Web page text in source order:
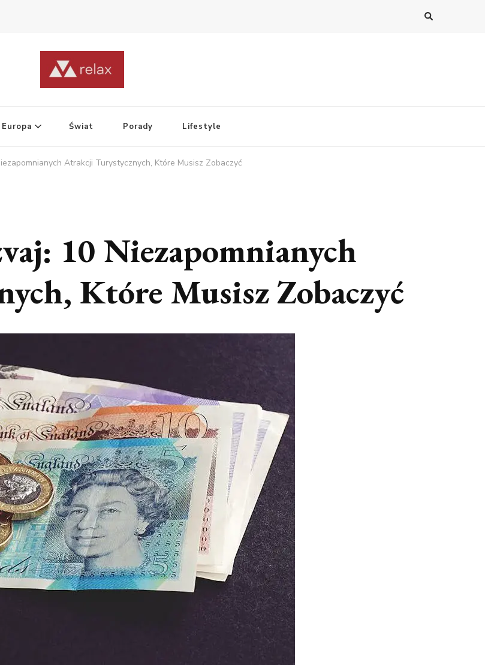
Europa Świat Porady Lifestyle
Atrakcji Turystycznych, Które Musisz Zobaczyć
10 Niezapomnianych
Które Musisz Zobaczyć